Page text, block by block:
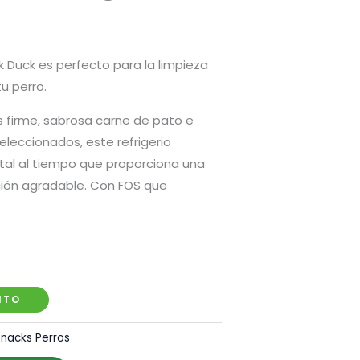
Duck es perfecto para la limpieza
perro.
firme, sabrosa carne de pato e
este refrigerio
al tiempo que proporciona una
agradable. Con FOS que
Perros